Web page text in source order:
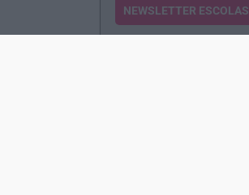
NEWSLETTER ESCOLAS